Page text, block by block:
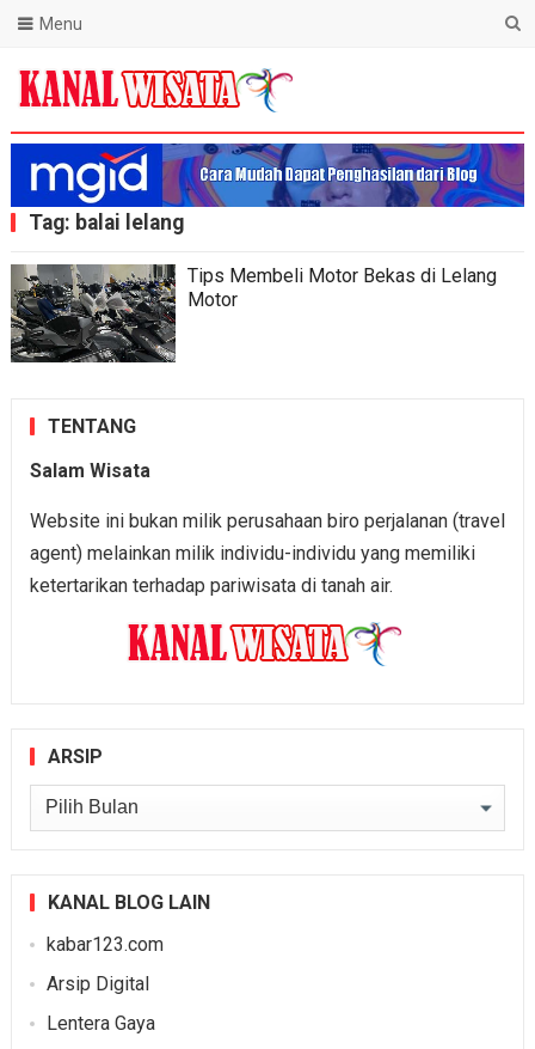
Blog Kanal Wisata
Menu
Tag: balai lelang
Tips Membeli Motor Bekas di Lelang
Motor
TENTANG
Salam Wisata
Website ini bukan milik perusahaan biro perjalanan (travel
agent) melainkan milik individu-individu yang memiliki
ketertarikan terhadap pariwisata di tanah air.
ARSIP
Arsip
KANAL BLOG LAIN
kabar123.com
Arsip Digital
Lentera Gaya